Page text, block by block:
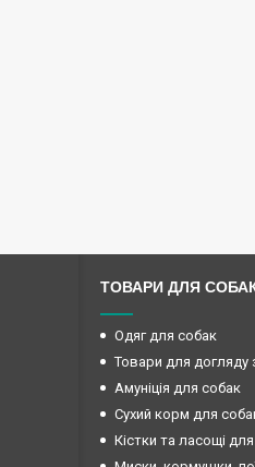
ТОВАРИ ДЛЯ
Одяг для собак
Товари для догляду
Амуніція для собак
Сухий корм для
Кістки та ласощі